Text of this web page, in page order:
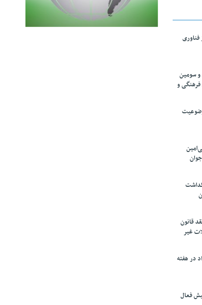
فناوری
و سومین
فرهنگی و
قانون
غیر
۳۰۰ رویداد در هفته
فعال